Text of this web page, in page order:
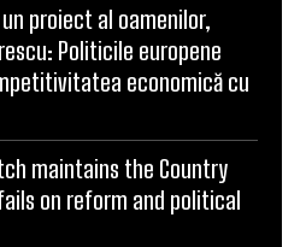
proiect al oamenilor,
Politicile europene
economică cu
maintains the Country
on reform and political